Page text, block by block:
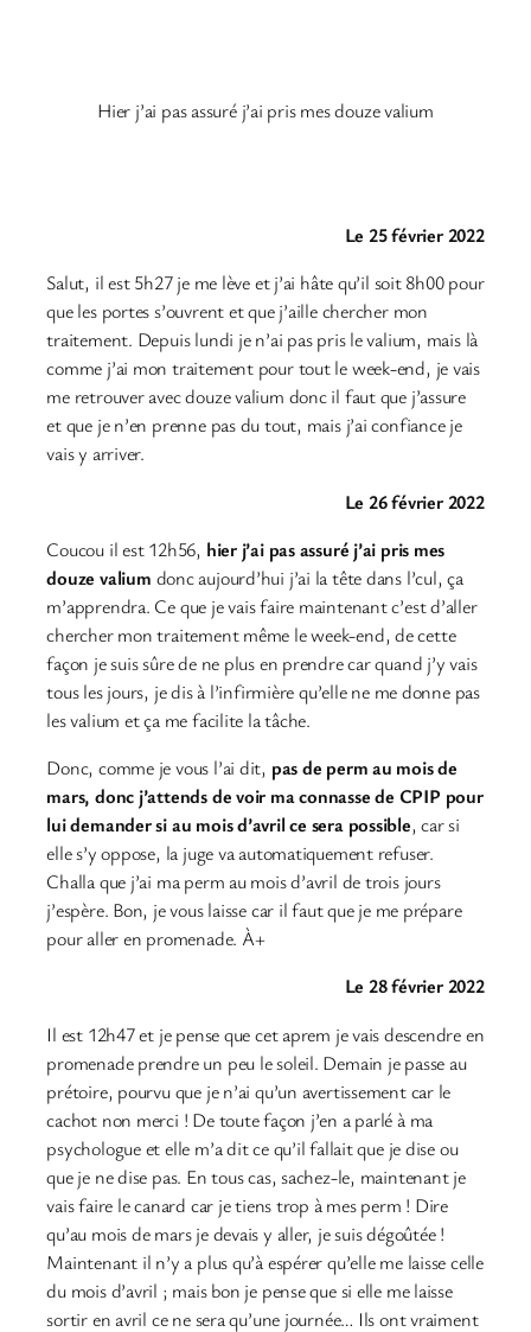
Hier j’ai pas assuré j’ai pris mes douze valium
Le 25 février 2022
Salut, il est 5h27 je me lève et j’ai hâte qu’il soit 8h00 pour
que les portes s’ouvrent et que j’aille chercher mon
traitement. Depuis lundi je n’ai pas pris le valium, mais là
comme j’ai mon traitement pour tout le week-end, je vais
me retrouver avec douze valium donc il faut que j’assure
et que je n’en prenne pas du tout, mais j’ai confiance je
vais y arriver.
Le 26 février 2022
Coucou il est 12h56, hier j’ai pas assuré j’ai pris mes
douze valium donc aujourd’hui j’ai la tête dans l’cul, ça
m’apprendra. Ce que je vais faire maintenant c’est d’aller
chercher mon traitement même le week-end, de cette
façon je suis sûre de ne plus en prendre car quand j’y vais
tous les jours, je dis à l’infirmière qu’elle ne me donne pas
les valium et ça me facilite la tâche.
Donc, comme je vous l’ai dit, pas de perm au mois de
mars, donc j’attends de voir ma connasse de CPIP pour
lui demander si au mois d’avril ce sera possible, car si
elle s’y oppose, la juge va automatiquement refuser.
Challa que j’ai ma perm au mois d’avril de trois jours
j’espère. Bon, je vous laisse car il faut que je me prépare
pour aller en promenade. À+
Le 28 février 2022
Il est 12h47 et je pense que cet aprem je vais descendre en
promenade prendre un peu le soleil. Demain je passe au
prétoire, pourvu que je n’ai qu’un avertissement car le
cachot non merci ! De toute façon j’en a parlé à ma
psychologue et elle m’a dit ce qu’il fallait que je dise ou
que je ne dise pas. En tous cas, sachez-le, maintenant je
vais faire le canard car je tiens trop à mes perm ! Dire
qu’au mois de mars je devais y aller, je suis dégoûtée !
Maintenant il n’y a plus qu’à espérer qu’elle me laisse celle
du mois d’avril ; mais bon je pense que si elle me laisse
sortir en avril ce ne sera qu’une journée… Ils ont vraiment